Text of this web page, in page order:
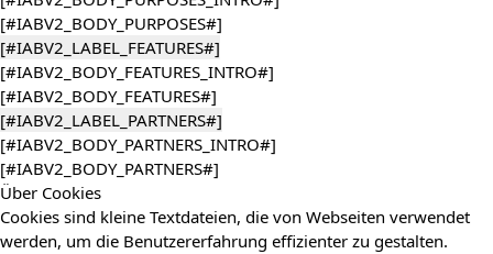
[#IABV2_BODY_PURPOSES#]
[#IABV2_LABEL_FEATURES#]
[#IABV2_BODY_FEATURES_INTRO#]
[#IABV2_BODY_FEATURES#]
[#IABV2_LABEL_PARTNERS#]
[#IABV2_BODY_PARTNERS_INTRO#]
[#IABV2_BODY_PARTNERS#]
Über Cookies
Cookies sind kleine Textdateien, die von Webseiten verwendet
werden, um die Benutzererfahrung effizienter zu gestalten.